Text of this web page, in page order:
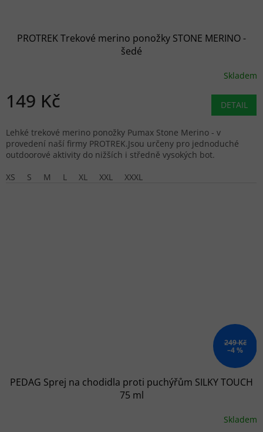
PROTREK Trekové merino ponožky STONE MERINO -
šedé
Skladem
149 Kč DETAIL
Lehké trekové merino ponožky Pumax Stone Merino - v
provedení naší firmy PROTREK.Jsou určeny pro jednoduché
outdoorové aktivity do nižších i středně vysokých bot.
XS
S M L XL XXL XXXL
249 Kč
–4 %
PEDAG Sprej na chodidla proti puchýřům SILKY TOUCH
75 ml
Skladem